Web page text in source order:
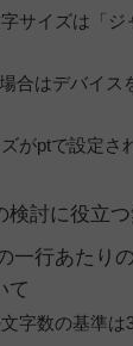
サイズは「ジ
合はデバイス
がptで設定さ
検討に役立
一行あたり
て
字数の基準は